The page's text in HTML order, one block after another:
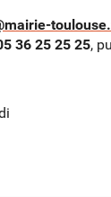
36 25 25 25,